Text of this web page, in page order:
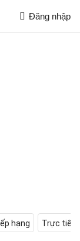
Đăng nhập
hạng Trực tiếp